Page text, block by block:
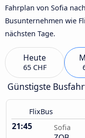
Fahrplan von Sofia
Busunternehmen wie
nächsten Tage.
Heute
65 CHF
Günstigste
FlixBus
21:45 Sofia